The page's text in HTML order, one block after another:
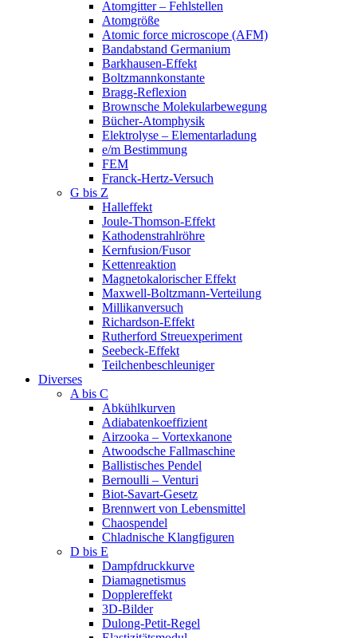
Atomgitter – Fehlstellen
Atomgröße
Atomic force microscope (AFM)
Bandabstand Germanium
Barkhausen-Effekt
Boltzmannkonstante
Bragg-Reflexion
Brownsche Molekularbewegung
Bücher-Atomphysik
Elektrolyse – Elementarladung
e/m Bestimmung
FEM
Franck-Hertz-Versuch
G bis Z
Halleffekt
Joule-Thomson-Effekt
Kathodenstrahlröhre
Kernfusion/Fusor
Kettenreaktion
Magnetokalorischer Effekt
Maxwell-Boltzmann-Verteilung
Millikanversuch
Richardson-Effekt
Rutherford Streuexperiment
Seebeck-Effekt
Teilchenbeschleuniger
Diverses
A bis C
Abkühlkurven
Adiabatenkoeffizient
Airzooka – Vortexkanone
Atwoodsche Fallmaschine
Ballistisches Pendel
Bernoulli – Venturi
Biot-Savart-Gesetz
Brennwert von Lebensmittel
Chaospendel
Chladnische Klangfiguren
D bis E
Dampfdruckkurve
Diamagnetismus
Dopplereffekt
3D-Bilder
Dulong-Petit-Regel